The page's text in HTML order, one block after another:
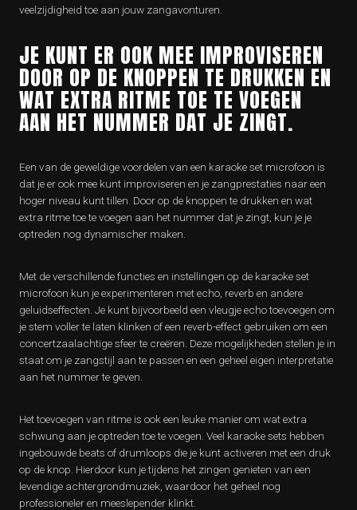
veelzijdigheid toe aan jouw zangavonturen.
JE KUNT ER OOK MEE IMPROVISEREN
DOOR OP DE KNOPPEN TE DRUKKEN EN
WAT EXTRA RITME TOE TE VOEGEN
AAN HET NUMMER DAT JE ZINGT.
Een van de geweldige voordelen van een karaoke set microfoon is
dat je er ook mee kunt improviseren en je zangprestaties naar een
hoger niveau kunt tillen. Door op de knoppen te drukken en wat
extra ritme toe te voegen aan het nummer dat je zingt, kun je je
optreden nog dynamischer maken.
Met de verschillende functies en instellingen op de karaoke set
microfoon kun je experimenteren met echo, reverb en andere
geluidseffecten. Je kunt bijvoorbeeld een vleugje echo toevoegen om
je stem voller te laten klinken of een reverb-effect gebruiken om een
concertzaalachtige sfeer te creëren. Deze mogelijkheden stellen je in
staat om je zangstijl aan te passen en een geheel eigen interpretatie
aan het nummer te geven.
Het toevoegen van ritme is ook een leuke manier om wat extra
schwung aan je optreden toe te voegen. Veel karaoke sets hebben
ingebouwde beats of drumloops die je kunt activeren met een druk
op de knop. Hierdoor kun je tijdens het zingen genieten van een
levendige achtergrondmuziek, waardoor het geheel nog
professioneler en meeslepender klinkt.